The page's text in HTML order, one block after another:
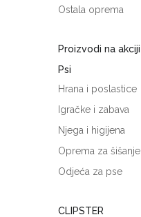
Ostala oprema
Proizvodi na akciji
Psi
Hrana i poslastice
Igračke i zabava
Njega i higijena
Oprema za šišanje
Odjeća za pse
CLIPSTER